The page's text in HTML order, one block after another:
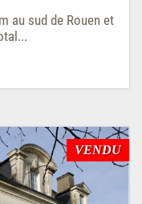
au sud de Rouen et
VENDU